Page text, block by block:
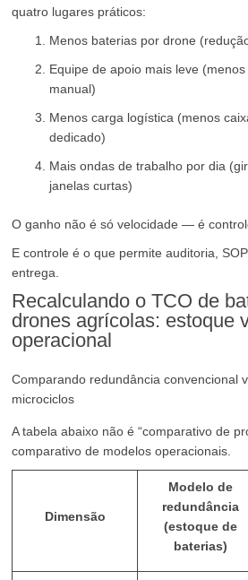
quatro lugares práticos:
Menos baterias por drone
Equipe de apoio mais leve
manual)
Menos carga logística (menos
dedicado)
Mais ondas de trabalho por dia
janelas curtas)
O ganho não é só velocidade — é
E controle é o que permite auditoria,
entrega.
Recalculando o TCO de
drones agrícolas: estoque
operacional
Comparando redundância convencional
microciclos
A tabela abaixo não é “comparativo de
comparativo de modelos operacionais.
Dimensão
Modelo de
redundância
(estoque de
baterias)